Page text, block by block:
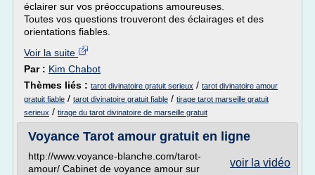
éclairer sur vos préoccupations amoureuses.
Toutes vos questions trouveront des éclairages et des
orientations fiables.
Voir la suite
Par : Kim Chabot
Thèmes liés : tarot divinatoire gratuit serieux / tarot divinatoire amour
gratuit fiable / tarot divinatoire gratuit fiable / tirage tarot marseille gratuit
serieux / tirage du tarot divinatoire de marseille gratuit
Voyance Tarot amour gratuit en ligne
voir la vidéo
http://www.voyance-blanche.com/tarot-
amour/ Cabinet de voyance amour sur